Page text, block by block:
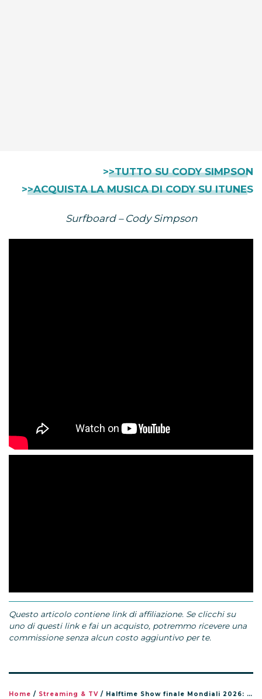
>>TUTTO SU CODY SIMPSON
>>ACQUISTA LA MUSICA DI CODY SU ITUNES
Surfboard – Cody Simpson
Questo articolo contiene link di affiliazione. Se clicchi su
uno di questi link e fai un acquisto, potremmo ricevere una
commissione senza alcun costo aggiuntivo per te.
Home / Streaming & TV / Halftime Show finale Mondiali 2026: orario, dove vederlo e chi canta